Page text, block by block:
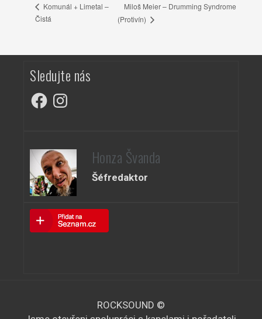
Komunál + Limetal –
Čistá
Miloš Meier – Drumming Syndrome
(Protivín)
Sledujte nás
FacebookInstagram
Honza Švanda
Šéfredaktor
ROCKSOUND ©